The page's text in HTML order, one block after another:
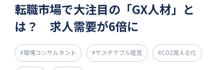
転職市場で大注目の「GX人材」と
は？ 求人需要が6倍に
#環境コンサルタント #サステナブル経営 #CO2見える化